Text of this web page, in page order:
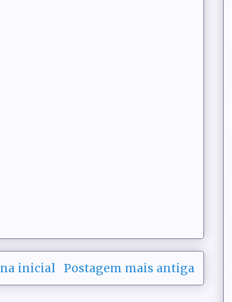
Postagem mais antiga
inicial